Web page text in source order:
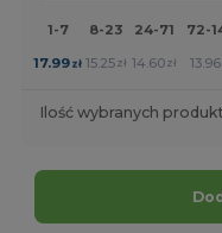
1-7 8-23 24-71 72-
17.99zł 15.25zł 14.60zł 13.96
Ilość wybranych